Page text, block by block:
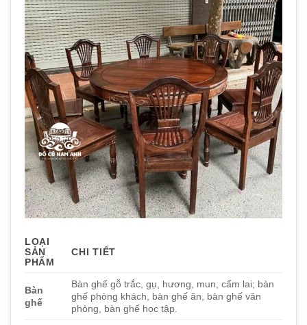
LOẠI
SẢN
PHẨM
CHI TIẾT
Bàn
ghế
Bàn ghế gỗ trắc, gụ, hương, mun, cẩm lai; bàn
ghế phòng khách, bàn ghế ăn, bàn ghế văn
phòng, bàn ghế học tập.